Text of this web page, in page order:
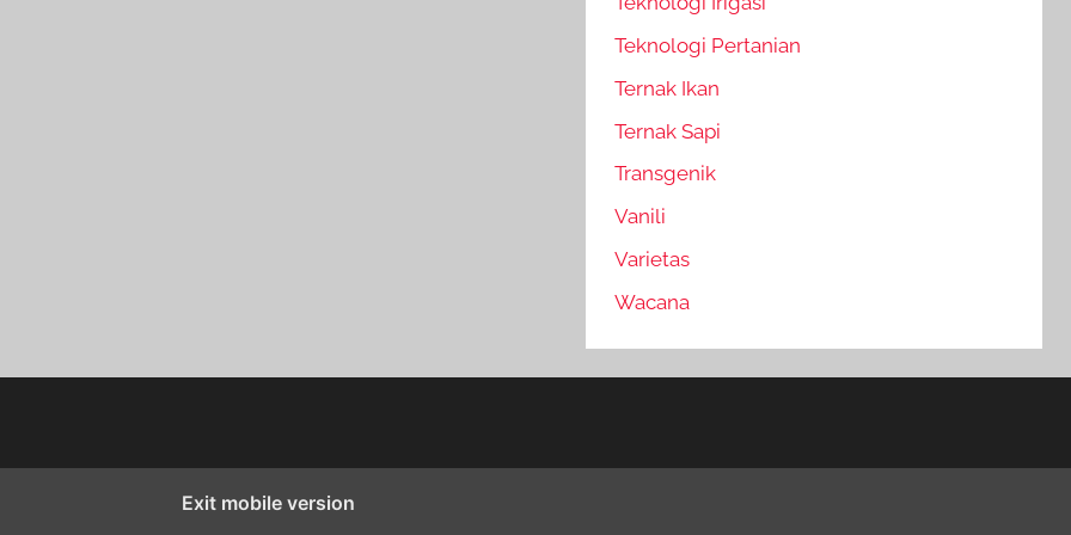
Teknologi Pertanian
Ternak Ikan
Ternak Sapi
Transgenik
Vanili
Varietas
Wacana
Exit mobile version